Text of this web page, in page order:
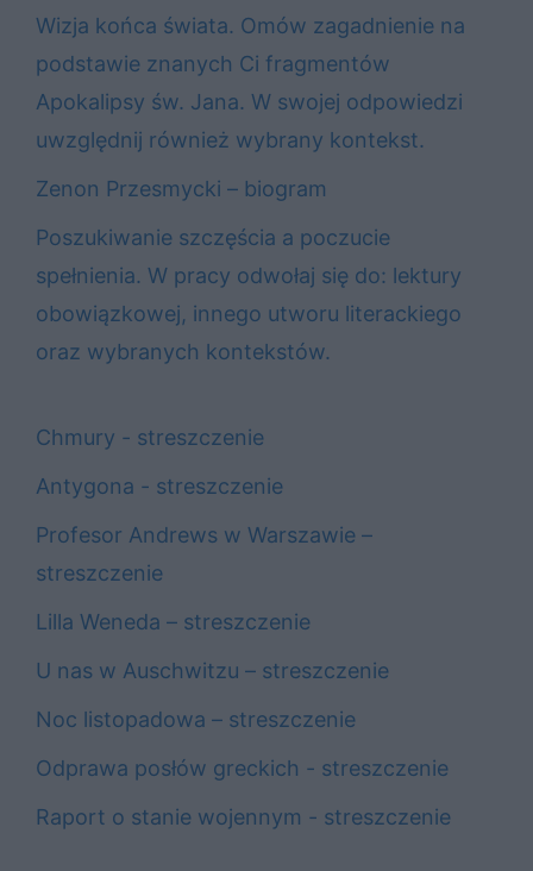
Wizja końca świata. Omów zagadnienie na
podstawie znanych Ci fragmentów
Apokalipsy św. Jana. W swojej odpowiedzi
uwzględnij również wybrany kontekst.
Zenon Przesmycki – biogram
Poszukiwanie szczęścia a poczucie
spełnienia. W pracy odwołaj się do: lektury
obowiązkowej, innego utworu literackiego
oraz wybranych kontekstów.
Chmury - streszczenie
Antygona - streszczenie
Profesor Andrews w Warszawie –
streszczenie
Lilla Weneda – streszczenie
U nas w Auschwitzu – streszczenie
Noc listopadowa – streszczenie
Odprawa posłów greckich - streszczenie
Raport o stanie wojennym - streszczenie